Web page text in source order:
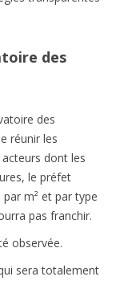
des
des
réunir les
dont les
le préfet
m² et par type
pas franchir.
observée.
sera totalement